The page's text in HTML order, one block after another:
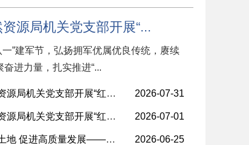
源局机关党支部开展“...
一”建军节，弘扬拥军优属优良传统，赓续
进力量，扎实推进“...
2026-07-31
局机关党支部开展“红色...
2026-07-01
局机关党支部开展“红色...
2026-06-25
促进高质量发展——昌都...